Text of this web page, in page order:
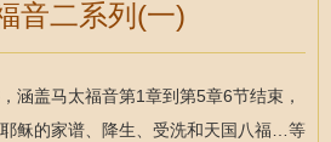
音二系列(一)
涵盖马太福音第1章到第5章6节结束，
稣的家谱、降生、受洗和天国八福…等